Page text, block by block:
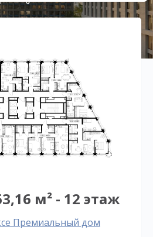
м² - 12 этаж
Премиальный дом